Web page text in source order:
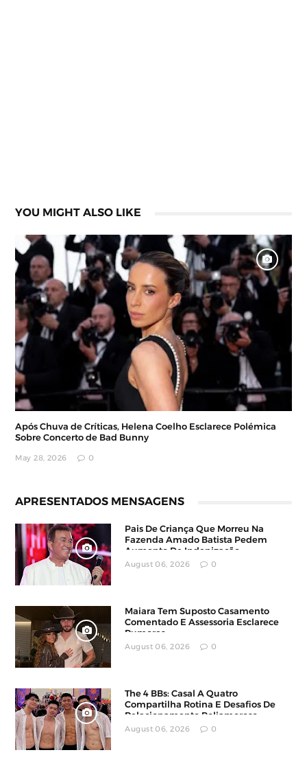
YOU MIGHT ALSO LIKE
Após Chuva de Críticas, Helena Coelho Esclarece Polémica
Sobre Concerto de Bad Bunny
May 28, 2026 0
APRESENTADOS MENSAGENS
Pais De Criança Que Morreu Na
Fazenda Amado Batista Pedem
Aumento De Indenização
August 06, 2026 0
Maiara Tem Suposto Casamento
Comentado E Assessoria Esclarece
Rumores
August 06, 2026 0
The 4 BBs: Casal A Quatro
Compartilha Rotina E Desafios De
Relacionamento Poliamoroso
August 06, 2026 0